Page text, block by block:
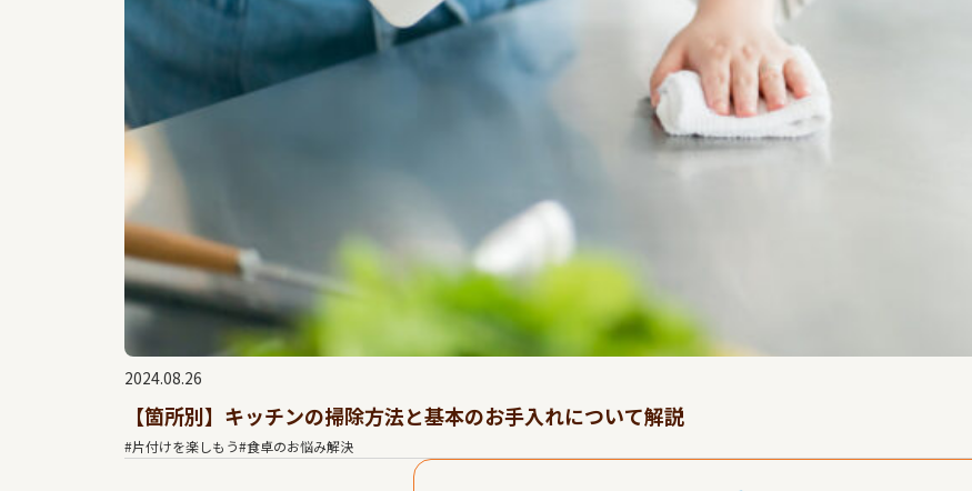
2024.08.26
【箇所別】キッチンの掃除方法と基本のお手入れについて解説
#片付けを楽しもう#食卓のお悩み解決